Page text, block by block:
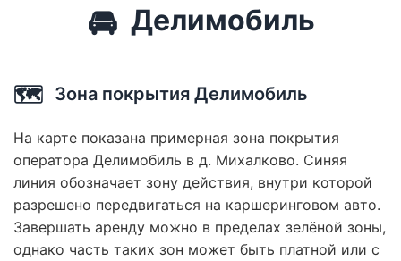
🚘 Делимобиль
🗺️ Зона покрытия Делимобиль
На карте показана примерная зона покрытия
оператора Делимобиль в д. Михалково. Синяя
линия обозначает зону действия, внутри которой
разрешено передвигаться на каршеринговом авто.
Завершать аренду можно в пределах зелёной зоны,
однако часть таких зон может быть платной или с